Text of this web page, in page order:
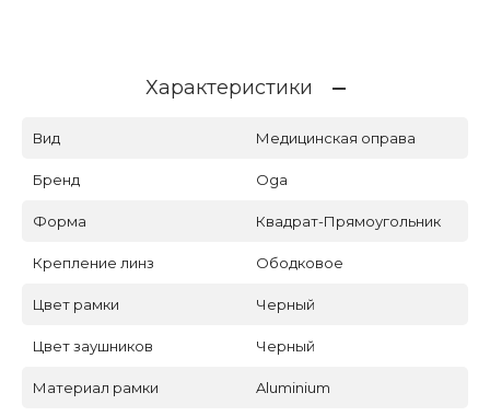
Характеристики
Вид Медицинская оправа
Бренд Oga
Форма Квадрат-Прямоугольник
Крепление линз Ободковое
Цвет рамки Черный
Цвет заушников Черный
Материал рамки Aluminium